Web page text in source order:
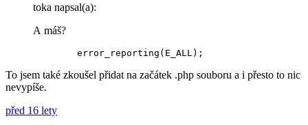
toka napsal(a):
A máš?
To jsem také zkoušel přidat na začátek .php souboru a i přesto to nic
nevypíše.
před 16 lety